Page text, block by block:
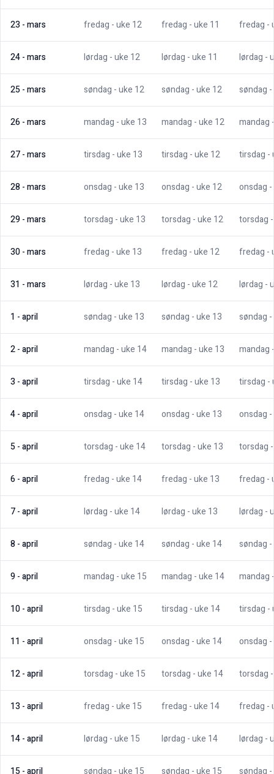
23 -mars fredag - uke 12 fredag - uke 11 fredag -
24-mars lørdag - uke 12 lørdag - uke 11 lørdag -
25-mars søndag - uke 12 søndag - uke 12 søndag
26-mars mandag - uke 13 mandag - uke 12 mandag
27-mars tirsdag - uke 13 tirsdag - uke 12 tirsdag -
28-mars onsdag - uke 13 onsdag - uke 12 onsdag
29-mars torsdag - uke 13 torsdag - uke 12 torsdag
30-mars fredag - uke 13 fredag - uke 12 fredag -
31 -mars lørdag - uke 13 lørdag - uke 12 lørdag -
1 -april søndag - uke 13 søndag - uke 13 søndag
2-april mandag - uke 14 mandag - uke 13 mandag
3 -april tirsdag - uke 14 tirsdag - uke 13 tirsdag -
4-april onsdag - uke 14 onsdag - uke 13 onsdag
5-april torsdag - uke 14 torsdag - uke 13 torsdag
6-april fredag - uke 14 fredag - uke 13 fredag -
7-april lørdag - uke 14 lørdag - uke 13 lørdag -
8-april søndag - uke 14 søndag - uke 14 søndag
9-april mandag - uke 15 mandag - uke 14 mandag
10-april tirsdag - uke 15 tirsdag - uke 14 tirsdag -
11 -april onsdag - uke 15 onsdag - uke 14 onsdag
12-april torsdag - uke 15 torsdag - uke 14 torsdag
13 -april fredag - uke 15 fredag - uke 14 fredag -
14-april lørdag - uke 15 lørdag - uke 14 lørdag -